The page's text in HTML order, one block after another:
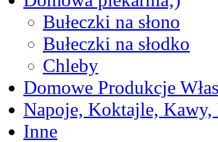
Bułeczki na słono
Bułeczki na słodko
Chleby
Domowe Produkcje
Napoje, Koktajle, Kawy,
Inne